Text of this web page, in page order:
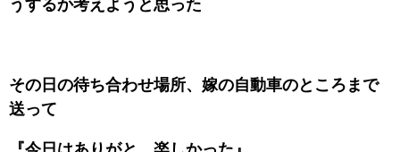
うするか考えようと思った
その日の待ち合わせ場所、嫁の自動車のところまで
送って